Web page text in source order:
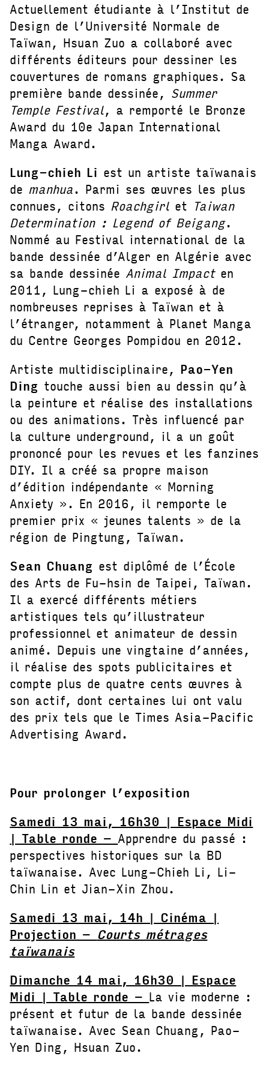
Actuellement étudiante à l’Institut de
Design de l’Université Normale de
Taïwan, Hsuan Zuo a collaboré avec
différents éditeurs pour dessiner les
couvertures de romans graphiques. Sa
première bande dessinée, Summer
Temple Festival, a remporté le Bronze
Award du 10e Japan International
Manga Award.
Lung-chieh Li est un artiste taïwanais
de manhua. Parmi ses œuvres les plus
connues, citons Roachgirl et Taiwan
Determination : Legend of Beigang.
Nommé au Festival international de la
bande dessinée d’Alger en Algérie avec
sa bande dessinée Animal Impact en
2011, Lung-chieh Li a exposé à de
nombreuses reprises à Taïwan et à
l’étranger, notamment à Planet Manga
du Centre Georges Pompidou en 2012.
Artiste multidisciplinaire, Pao-Yen
Ding touche aussi bien au dessin qu’à
la peinture et réalise des installations
ou des animations. Très influencé par
la culture underground, il a un goût
prononcé pour les revues et les fanzines
DIY. Il a créé sa propre maison
d’édition indépendante « Morning
Anxiety ». En 2016, il remporte le
premier prix « jeunes talents » de la
région de Pingtung, Taïwan.
Sean Chuang est diplômé de l’École
des Arts de Fu-hsin de Taipei, Taïwan.
Il a exercé différents métiers
artistiques tels qu’illustrateur
professionnel et animateur de dessin
animé. Depuis une vingtaine d’années,
il réalise des spots publicitaires et
compte plus de quatre cents œuvres à
son actif, dont certaines lui ont valu
des prix tels que le Times Asia-Pacific
Advertising Award.
Pour prolonger l’exposition
Samedi 13 mai, 16h30 | Espace Midi
| Table ronde – Apprendre du passé :
perspectives historiques sur la BD
taïwanaise. Avec Lung-Chieh Li, Li-
Chin Lin et Jian-Xin Zhou.
Samedi 13 mai, 14h | Cinéma |
Projection – Courts métrages
taïwanais
Dimanche 14 mai, 16h30 | Espace
Midi | Table ronde – La vie moderne :
présent et futur de la bande dessinée
taïwanaise. Avec Sean Chuang, Pao-
Yen Ding, Hsuan Zuo.